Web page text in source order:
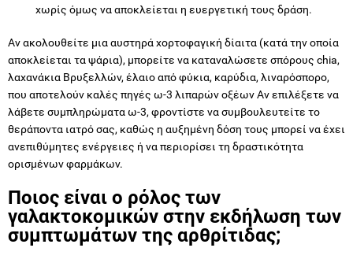
χωρίς όμως να αποκλείεται η ευεργετική τους δράση.
Αν ακολουθείτε μια αυστηρά χορτοφαγική δίαιτα (κατά την οποία
αποκλείεται τα ψάρια), μπορείτε να καταναλώσετε σπόρους chia,
λαχανάκια Βρυξελλών, έλαιο από φύκια, καρύδια, λιναρόσπορο,
που αποτελούν καλές πηγές ω-3 λιπαρών οξέων Αν επιλέξετε να
λάβετε συμπληρώματα ω-3, φροντίστε να συμβουλευτείτε το
θεράποντα ιατρό σας, καθώς η αυξημένη δόση τους μπορεί να έχει
ανεπιθύμητες ενέργειες ή να περιορίσει τη δραστικότητα
ορισμένων φαρμάκων.
Ποιος είναι ο ρόλος των
γαλακτοκομικών στην εκδήλωση των
συμπτωμάτων της αρθρίτιδας;